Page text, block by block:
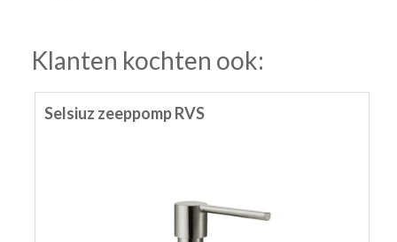
Klanten kochten ook:
Selsiuz zeeppomp RVS